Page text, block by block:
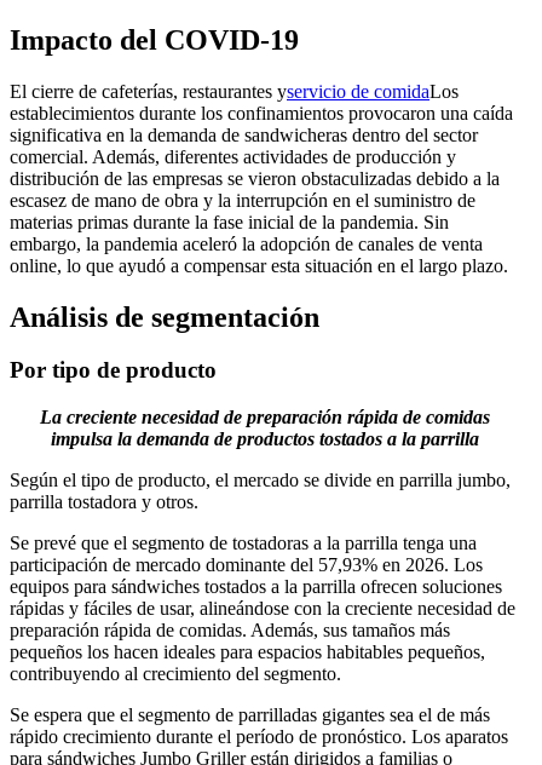
Impacto del COVID-19
El cierre de cafeterías, restaurantes yservicio de comidaLos
establecimientos durante los confinamientos provocaron una caída
significativa en la demanda de sandwicheras dentro del sector
comercial. Además, diferentes actividades de producción y
distribución de las empresas se vieron obstaculizadas debido a la
escasez de mano de obra y la interrupción en el suministro de
materias primas durante la fase inicial de la pandemia. Sin
embargo, la pandemia aceleró la adopción de canales de venta
online, lo que ayudó a compensar esta situación en el largo plazo.
Análisis de segmentación
Por tipo de producto
La creciente necesidad de preparación rápida de comidas
impulsa la demanda de productos tostados a la parrilla
Según el tipo de producto, el mercado se divide en parrilla jumbo,
parrilla tostadora y otros.
Se prevé que el segmento de tostadoras a la parrilla tenga una
participación de mercado dominante del 57,93% en 2026. Los
equipos para sándwiches tostados a la parrilla ofrecen soluciones
rápidas y fáciles de usar, alineándose con la creciente necesidad de
preparación rápida de comidas. Además, sus tamaños más
pequeños los hacen ideales para espacios habitables pequeños,
contribuyendo al crecimiento del segmento.
Se espera que el segmento de parrilladas gigantes sea el de más
rápido crecimiento durante el período de pronóstico. Los aparatos
para sándwiches Jumbo Griller están dirigidos a familias o